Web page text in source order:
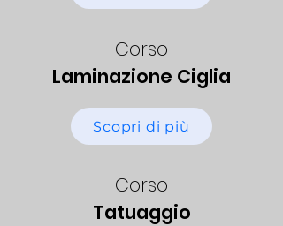
Corso
Laminazione Ciglia
Scopri di più
Corso
Tatuaggio